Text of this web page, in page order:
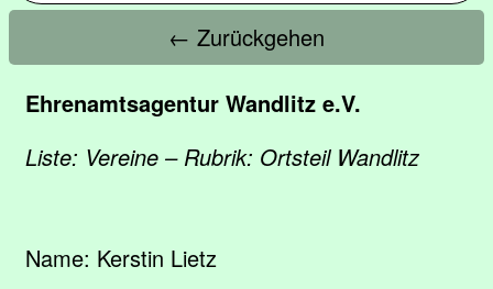
← Zurückgehen
Ehrenamtsagentur Wandlitz e.V.
Liste: Vereine – Rubrik: Ortsteil Wandlitz
Name: Kerstin Lietz